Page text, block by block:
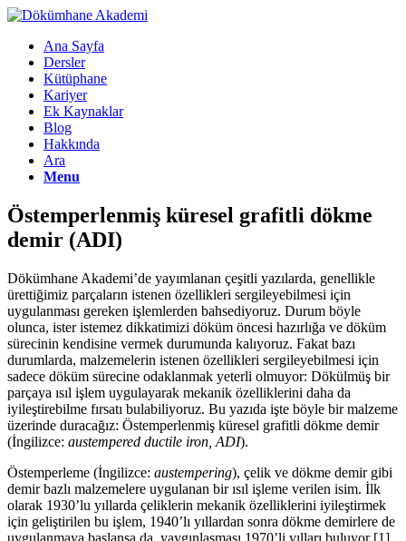
Ana Sayfa
Dersler
Kütüphane
Kariyer
Ek Kaynaklar
Blog
Hakkında
Ara
Menu
Östemperlenmiş küresel grafitli dökme
demir (ADI)
Dökümhane Akademi’de yayımlanan çeşitli yazılarda, genellikle
ürettiğimiz parçaların istenen özellikleri sergileyebilmesi için
uygulanması gereken işlemlerden bahsediyoruz. Durum böyle
olunca, ister istemez dikkatimizi döküm öncesi hazırlığa ve döküm
sürecinin kendisine vermek durumunda kalıyoruz. Fakat bazı
durumlarda, malzemelerin istenen özellikleri sergileyebilmesi için
sadece döküm sürecine odaklanmak yeterli olmuyor: Dökülmüş bir
parçaya ısıl işlem uygulayarak mekanik özelliklerini daha da
iyileştirebilme fırsatı bulabiliyoruz. Bu yazıda işte böyle bir malzeme
üzerinde duracağız: Östemperlenmiş küresel grafitli dökme demir
(İngilizce: austempered ductile iron, ADI).
Östemperleme (İngilizce: austempering), çelik ve dökme demir gibi
demir bazlı malzemelere uygulanan bir ısıl işleme verilen isim. İlk
olarak 1930’lu yıllarda çeliklerin mekanik özelliklerini iyileştirmek
için geliştirilen bu işlem, 1940’lı yıllardan sonra dökme demirlere de
uygulanmaya başlansa da, yaygınlaşması 1970’li yılları buluyor [1].